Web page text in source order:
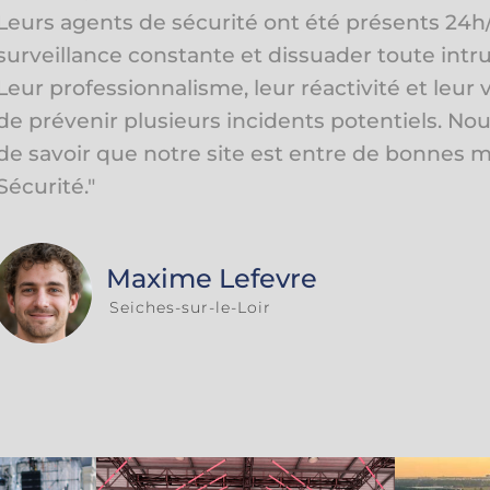
de leur travail. Leur équipe a été très
de la foule, le contrôle des accès et la
Leurs agents de sécurité ont agi avec
envers les festivaliers, créant ainsi
et sécurisée. Grâce à GBSP
sans encombre, et nous les
Sophie Lucet